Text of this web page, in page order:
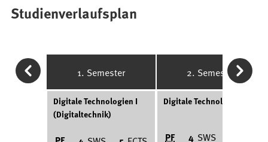
Studienverlaufsplan
1. Semester 2. Semester
Digitale Technologien I
(Digitaltechnik)
Digitale Technologien II
PF 4 SWS